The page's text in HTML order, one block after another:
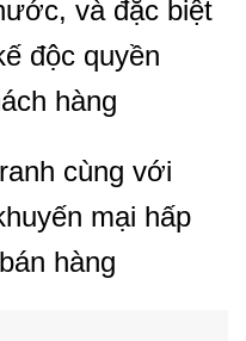
và đặc biệt
độc quyền
hàng
cùng với
mại hấp
hàng